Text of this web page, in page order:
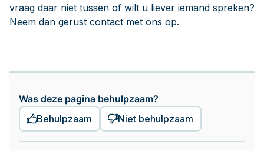
vraag daar niet tussen of wilt u liever iemand spreken?
Neem dan gerust contact met ons op.
Was deze pagina behulpzaam?
Behulpzaam
Niet behulpzaam